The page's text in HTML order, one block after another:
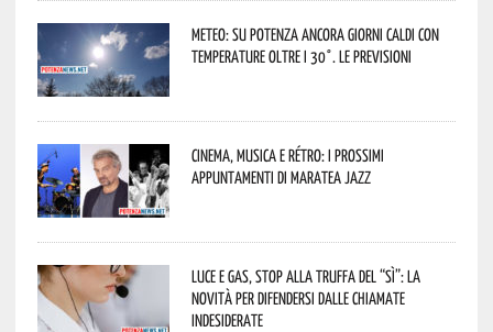
Meteo: su Potenza ancora giorni caldi con
temperature oltre i 30°. Le previsioni
Cinema, musica e rétro: i prossimi
appuntamenti di Maratea Jazz
Luce e gas, stop alla truffa del “Sì”: la
novità per difendersi dalle chiamate
indesiderate